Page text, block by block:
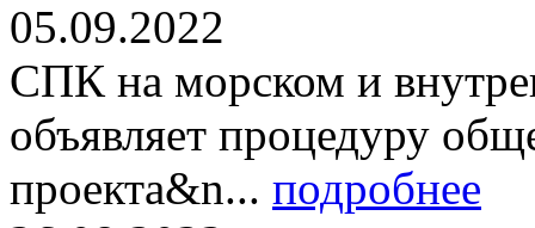
05.09.2022
СПК на морском и
объявляет процедуру
проекта&n... подробнее